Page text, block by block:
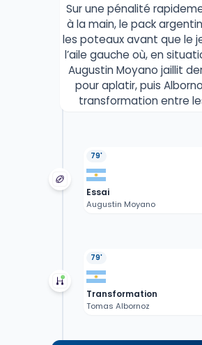
Sur une pénalité
à la main, le pack
les poteaux avant que le
l’aile gauche où, en
Augustin Moyano jaillit
pour aplatir, puis
transformation entre
79'
Essai
Augustin Moyano
79'
Transformation
Tomas Albornoz